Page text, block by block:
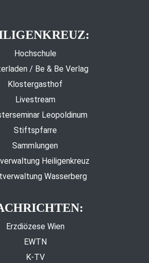
Hochschule
/ Be & Be Verlag
Klostergasthof
Livestream
Leopoldinum
Stiftspfarre
Sammlungen
Heiligenkreuz
Wasserberg
Erzdiözese Wien
EWTN
K-TV